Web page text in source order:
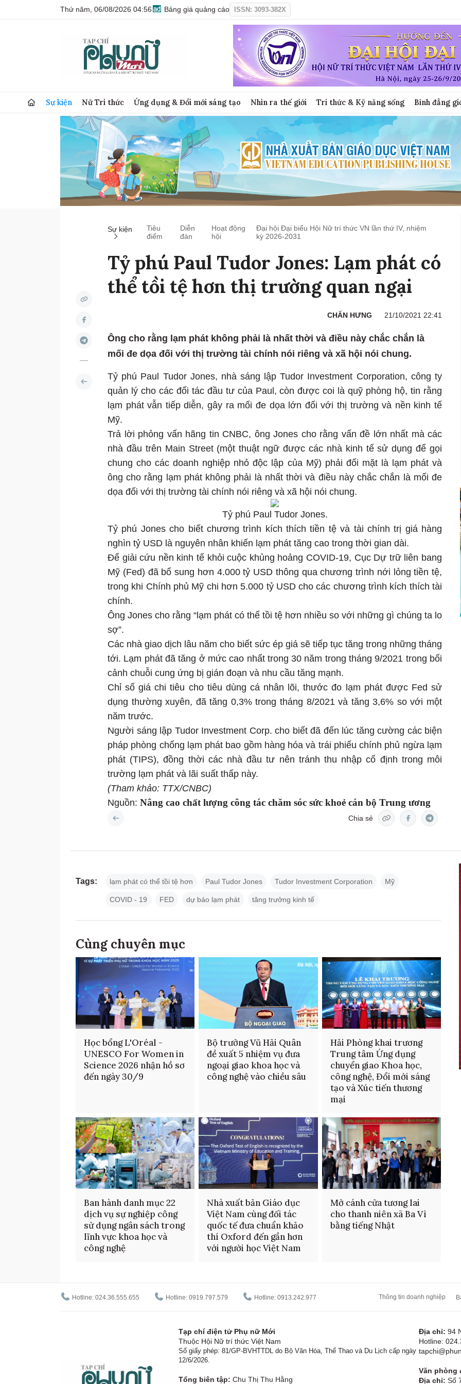
Thứ năm, 06/08/2026 04:56 Bảng giá quảng cáo ISSN: 3093-382X
Sự kiện Nữ Trí thức Ứng dụng & Đổi mới sáng tạo Nhìn ra thế giới Tri thức & Kỹ năng sống Bình đẳng
Sự kiện
Tiêu
điểm
Diễn
đàn
Hoạt động
hội
Đại hội Đại biểu Hội Nữ trí thức VN lần thứ IV, nhiệm
kỳ 2026-2031
Tỷ phú Paul Tudor Jones: Lạm phát có
thể tồi tệ hơn thị trường quan ngại
CHẤN HƯNG 21/10/2021 22:41
Ông cho rằng lạm phát không phải là nhất thời và điều này chắc chắn là
mối đe dọa đối với thị trường tài chính nói riêng và xã hội nói chung.
Tỷ phú Paul Tudor Jones, nhà sáng lập Tudor Investment Corporation, công ty
quản lý cho các đối tác đầu tư của Paul, còn được coi là quỹ phòng hộ, tin rằng
lạm phát vẫn tiếp diễn, gây ra mối đe dọa lớn đối với thị trường và nền kinh tế
Mỹ.
Trả lời phỏng vấn hãng tin CNBC, ông Jones cho rằng vấn đề lớn nhất mà các
nhà đầu trên Main Street (một thuật ngữ được các nhà kinh tế sử dụng để gọi
chung cho các doanh nghiệp nhỏ độc lập của Mỹ) phải đối mặt là lạm phát và
ông cho rằng lạm phát không phải là nhất thời và điều này chắc chắn là mối đe
dọa đối với thị trường tài chính nói riêng và xã hội nói chung.
Tỷ phú Paul Tudor Jones.
Tỷ phú Jones cho biết chương trình kích thích tiền tệ và tài chính trị giá hàng
nghìn tỷ USD là nguyên nhân khiến lạm phát tăng cao trong thời gian dài.
Để giải cứu nền kinh tế khỏi cuộc khủng hoảng COVID-19, Cục Dự trữ liên bang
Mỹ (Fed) đã bổ sung hơn 4.000 tỷ USD thông qua chương trình nới lỏng tiền tệ,
trong khi Chính phủ Mỹ chi hơn 5.000 tỷ USD cho các chương trình kích thích tài
chính.
Ông Jones cho rằng “lạm phát có thể tồi tệ hơn nhiều so với những gì chúng ta lo
sợ”.
Các nhà giao dịch lâu năm cho biết sức ép giá sẽ tiếp tục tăng trong những tháng
tới. Lạm phát đã tăng ở mức cao nhất trong 30 năm trong tháng 9/2021 trong bối
cảnh chuỗi cung ứng bị gián đoạn và nhu cầu tăng mạnh.
Chỉ số giá chi tiêu cho tiêu dùng cá nhân lõi, thước đo lạm phát được Fed sử
dụng thường xuyên, đã tăng 0,3% trong tháng 8/2021 và tăng 3,6% so với một
năm trước.
Người sáng lập Tudor Investment Corp. cho biết đã đến lúc tăng cường các biện
pháp phòng chống lạm phát bao gồm hàng hóa và trái phiếu chính phủ ngừa lạm
phát (TIPS), đồng thời các nhà đầu tư nên tránh thu nhập cố định trong môi
trường lạm phát và lãi suất thấp này.
(Tham khảo: TTX/CNBC)
Nguồn: Nâng cao chất lượng công tác chăm sóc sức khoẻ cán bộ Trung ương
Chia sẻ
Tags: lạm phát có thể tồi tệ hơn Paul Tudor Jones Tudor Investment Corporation Mỹ
COVID - 19 FED dự báo lạm phát tăng trưởng kinh tế
Cùng chuyên mục
Học bổng L'Oréal -
UNESCO For Women in
Science 2026 nhận hồ sơ
đến ngày 30/9
Bộ trưởng Vũ Hải Quân
đề xuất 5 nhiệm vụ đưa
ngoại giao khoa học và
công nghệ vào chiều sâu
Hải Phòng khai trương
Trung tâm Ứng dụng
chuyển giao Khoa học,
công nghệ, Đổi mới sáng
tạo và Xúc tiến thương
mại
Ban hành danh mục 22
dịch vụ sự nghiệp công
sử dụng ngân sách trong
lĩnh vực khoa học và
công nghệ
Nhà xuất bản Giáo dục
Việt Nam cùng đối tác
quốc tế đưa chuẩn khảo
thí Oxford đến gần hơn
với người học Việt Nam
Mở cánh cửa tương lai
cho thanh niên xã Ba Vì
bằng tiếng Nhật
Hotline: 024.36.555.655 Hotline: 0919.797.579 Hotline: 0913.242.977 Thông tin doanh nghiệp
Tạp chí điện tử Phụ nữ Mới
Thuộc Hội Nữ trí thức Việt Nam
Số giấy phép: 81/GP-BVHTTDL do Bộ Văn Hóa, Thể Thao và Du Lịch cấp ngày
12/6/2026.
Tổng biên tập: Chu Thị Thu Hằng
Địa chỉ: 94
Hotline:
Văn phòng
Địa chỉ: Số